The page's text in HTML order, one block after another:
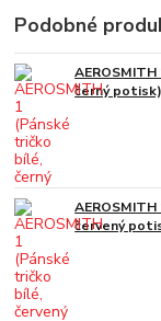
Podobné
černý potisk)
červený